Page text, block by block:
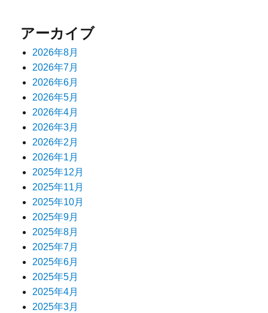
ン
アーカイブ
2026年8月
2026年7月
2026年6月
2026年5月
2026年4月
2026年3月
2026年2月
2026年1月
2025年12月
2025年11月
2025年10月
2025年9月
2025年8月
2025年7月
2025年6月
2025年5月
2025年4月
2025年3月